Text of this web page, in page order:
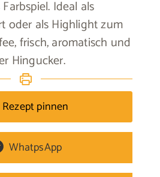
Ideal als
oder als Highlight zum
frisch, aromatisch und
Hingucker.
Rezept pinnen
WhatpsApp